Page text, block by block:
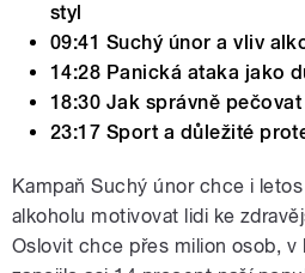
styl
09:41 Suchý únor a vliv
14:28 Panická ataka jako
18:30 Jak správně
23:17 Sport a důležité
Kampaň Suchý únor chce i
alkoholu motivovat lidi ke
Oslovit chce přes milion osob,